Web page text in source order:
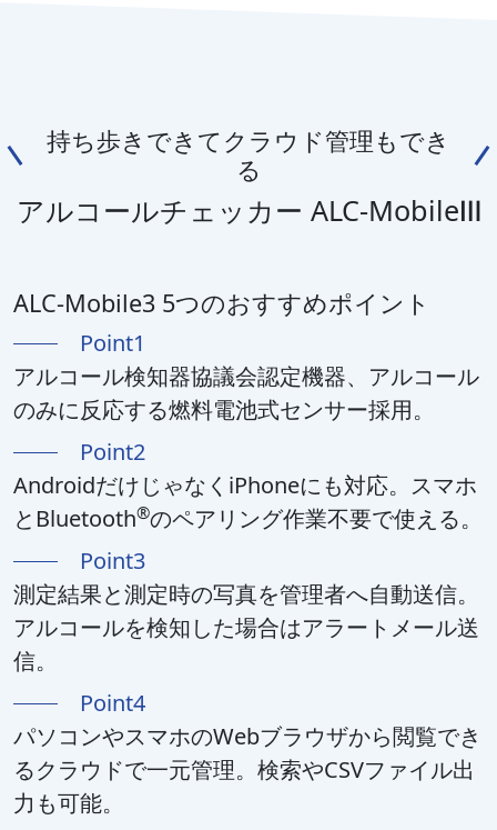
持ち歩きできてクラウド管理もでき
る
アルコールチェッカー ALC-MobileⅢ
ALC-Mobile3 5つのおすすめポイント
Point1
アルコール検知器協議会認定機器、アルコール
のみに反応する燃料電池式センサー採用。
Point2
AndroidだけじゃなくiPhoneにも対応。スマホ
とBluetooth®のペアリング作業不要で使える。
Point3
測定結果と測定時の写真を管理者へ自動送信。
アルコールを検知した場合はアラートメール送
信。
Point4
パソコンやスマホのWebブラウザから閲覧でき
るクラウドで一元管理。検索やCSVファイル出
力も可能。